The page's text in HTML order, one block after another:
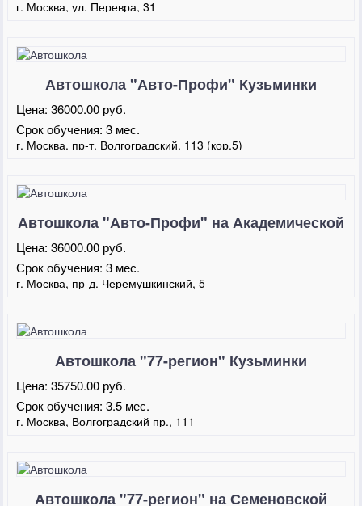
г. Москва, ул. Перевра, 31
Автошкола "Авто-Профи" Кузьминки
Цена:36000.00 руб.
Срок обучения:3 мес.
г. Москва, пр-т. Волгоградский, 113 (кор.5)
Автошкола "Авто-Профи" на Академической
Цена:36000.00 руб.
Срок обучения:3 мес.
г. Москва, пр-д. Черемушкинский, 5
Автошкола "77-регион" Кузьминки
Цена:35750.00 руб.
Срок обучения:3.5 мес.
г. Москва, Волгоградский пр., 111
Автошкола "77-регион" на Семеновской